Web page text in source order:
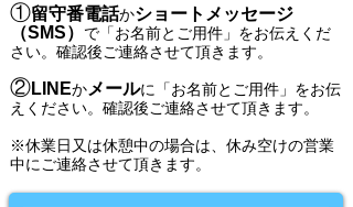
①留守番電話かショートメッセージ
（SMS） で 「お名前とご用件 」 をお伝えくだ
さい。 確認後ご連絡させて頂きます。
②LINEかメールに 「お名前とご用件 」 をお伝
えください。 確認後ご連絡させて頂きます。
​※休業日又は休憩中の場合は、休み空けの営業
中にご連絡させて頂きます。